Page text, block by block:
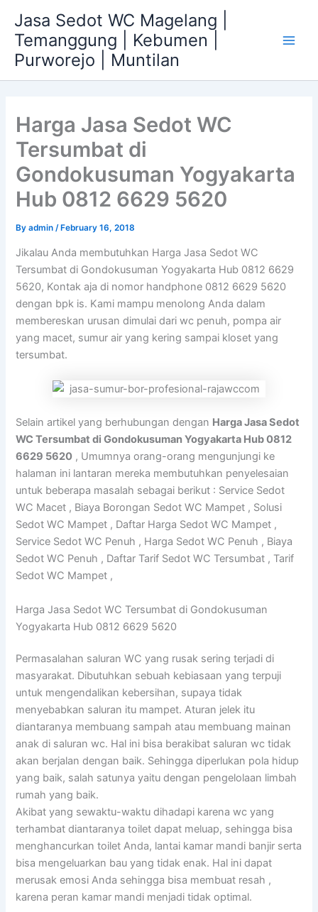
content
Jasa Sedot WC Magelang |
Temanggung | Kebumen |
Purworejo | Muntilan
Harga Jasa Sedot WC
Tersumbat di
Gondokusuman Yogyakarta
Hub 0812 6629 5620
Byadmin/ February 16, 2018
Jikalau Anda membutuhkan Harga Jasa Sedot WC
Tersumbat di Gondokusuman Yogyakarta Hub 0812 6629
5620, Kontak aja di nomor handphone 0812 6629 5620
dengan bpk is. Kami mampu menolong Anda dalam
membereskan urusan dimulai dari wc penuh, pompa air
yang macet, sumur air yang kering sampai kloset yang
tersumbat.
Selain artikel yang berhubungan dengan Harga Jasa Sedot
WC Tersumbat di Gondokusuman Yogyakarta Hub 0812
6629 5620 , Umumnya orang-orang mengunjungi ke
halaman ini lantaran mereka membutuhkan penyelesaian
untuk beberapa masalah sebagai berikut : Service Sedot
WC Macet , Biaya Borongan Sedot WC Mampet , Solusi
Sedot WC Mampet , Daftar Harga Sedot WC Mampet ,
Service Sedot WC Penuh , Harga Sedot WC Penuh , Biaya
Sedot WC Penuh , Daftar Tarif Sedot WC Tersumbat , Tarif
Sedot WC Mampet ,
Harga Jasa Sedot WC Tersumbat di Gondokusuman
Yogyakarta Hub 0812 6629 5620
Permasalahan saluran WC yang rusak sering terjadi di
masyarakat. Dibutuhkan sebuah kebiasaan yang terpuji
untuk mengendalikan kebersihan, supaya tidak
menyebabkan saluran itu mampet. Aturan jelek itu
diantaranya membuang sampah atau membuang mainan
anak di saluran wc. Hal ini bisa berakibat saluran wc tidak
akan berjalan dengan baik. Sehingga diperlukan pola hidup
yang baik, salah satunya yaitu dengan pengelolaan limbah
rumah yang baik.
Akibat yang sewaktu-waktu dihadapi karena wc yang
terhambat diantaranya toilet dapat meluap, sehingga bisa
menghancurkan toilet Anda, lantai kamar mandi banjir serta
bisa mengeluarkan bau yang tidak enak. Hal ini dapat
merusak emosi Anda sehingga bisa membuat resah ,
karena peran kamar mandi menjadi tidak optimal.